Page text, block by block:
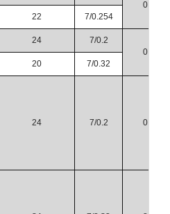
0.23
22 7/0.254
24
7/0.2
0.23
20 7/0.32
24 7/0.2 0.23